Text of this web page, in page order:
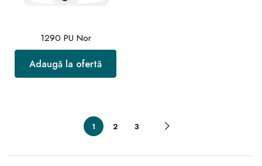
1290 PU Nor
Adaugă la ofertă
1 2 3